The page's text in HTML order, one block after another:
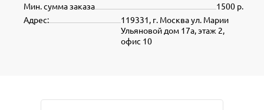
1500 р.
Мин. сумма заказа
119331, г. Москва ул. Марии
Ульяновой дом 17а, этаж 2,
офис 10
Адрес: